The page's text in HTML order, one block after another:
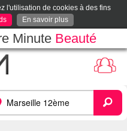
l'utilisation de cookies à des fins
En savoir plus
Minute Beauté